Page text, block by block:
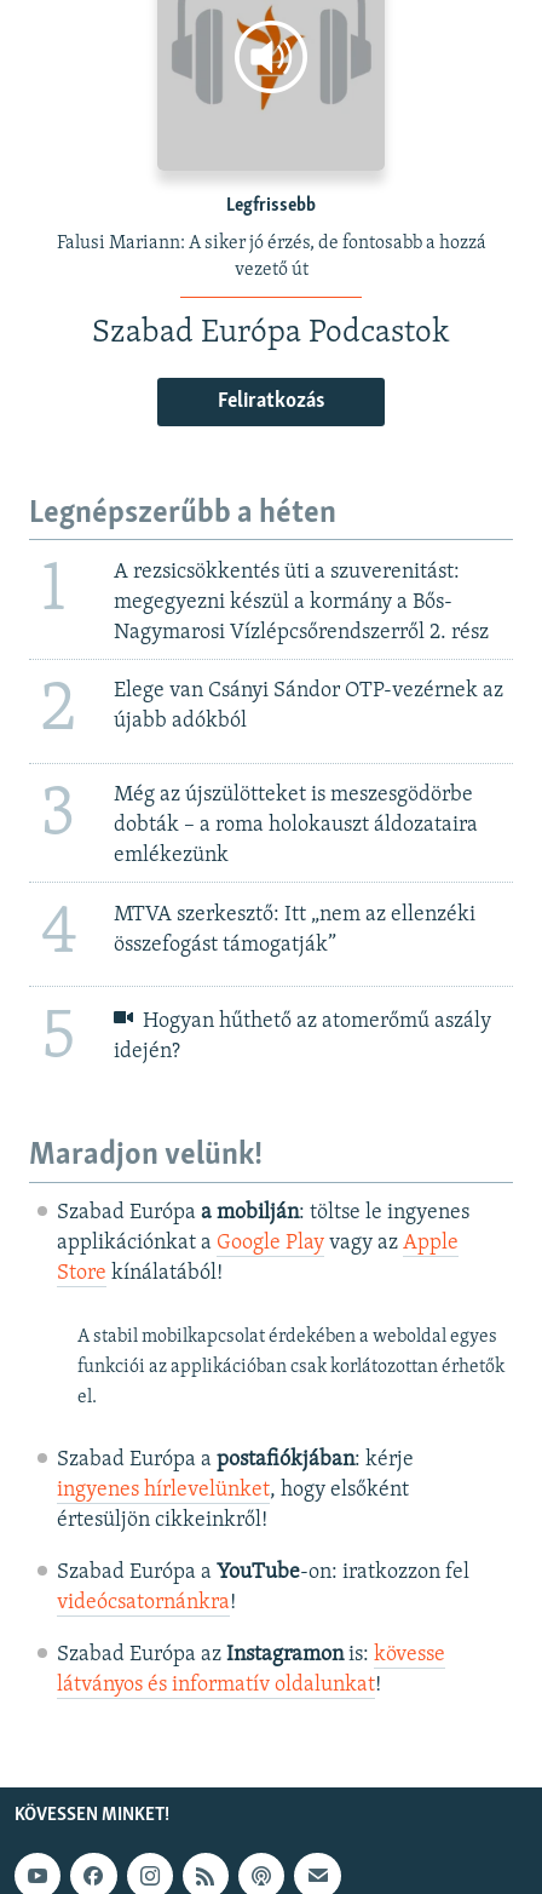
Legfrissebb
Falusi Mariann: A siker jó érzés, de fontosabb a hozzá
vezető út
Szabad Európa Podcastok
Feliratkozás
Legnépszerűbb a héten
1
A rezsicsökkentés üti a szuverenitást:
megegyezni készül a kormány a Bős-
Nagymarosi Vízlépcsőrendszerről 2. rész
2
Elege van Csányi Sándor OTP-vezérnek az
újabb adókból
3
Még az újszülötteket is meszesgödörbe
dobták – a roma holokauszt áldozataira
emlékezünk
4
MTVA szerkesztő: Itt „nem az ellenzéki
összefogást támogatják”
5
Hogyan hűthető az atomerőmű aszály
idején?
Maradjon velünk!
Szabad Európa a mobilján: töltse le ingyenes
applikációnkat a Google Playvagy az Apple
Store kínálatából!
A stabil mobilkapcsolat érdekében a weboldal egyes
funkciói az applikációban csak korlátozottan érhetők
el.
Szabad Európa a postafiókjában: kérje
ingyenes hírlevelünket, hogy elsőként
értesüljön cikkeinkről!
Szabad Európa a YouTube-on: iratkozzon fel
videócsatornánkra!
Szabad Európa az Instagramonis: kövesse
látványos és informatív oldalunkat! ​
KÖVESSEN MINKET!